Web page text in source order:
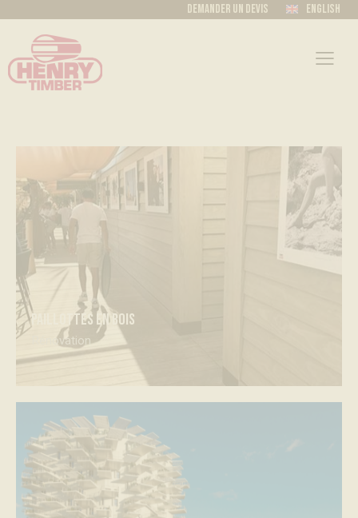
Demander un devis English
paillottes en bois
Rénovation